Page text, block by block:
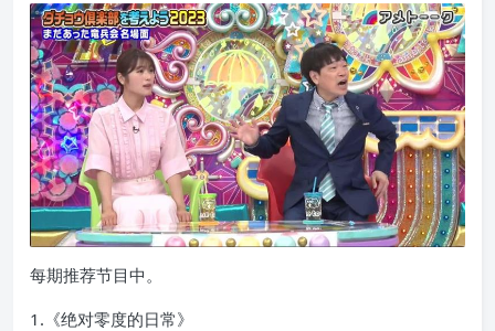
每期推荐节目中。
1.《绝对零度的日常》